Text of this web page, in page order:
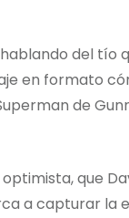
del tío
en formato
de
que
a capturar la